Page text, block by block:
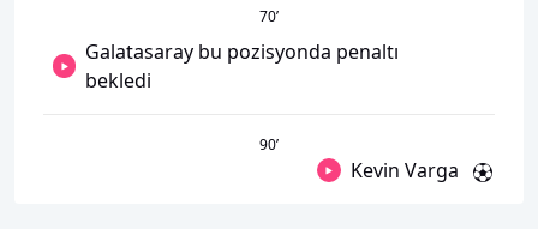
70’
Galatasaray bu pozisyonda penaltı
bekledi
90’
Kevin Varga